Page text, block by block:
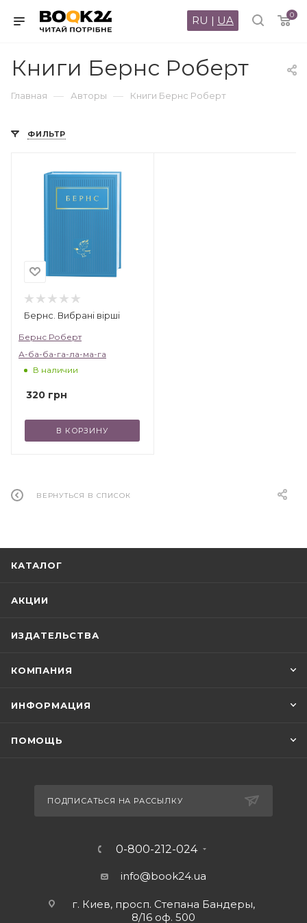
0
RU | UA
Книги Бернс Роберт
Главная — Авторы — Книги Бернс Роберт
ФИЛЬТР
Бернс. Вибрані вірші
Бернс Роберт
А-ба-ба-га-ла-ма-га
В наличии
320 грн
В КОРЗИНУ
ВЕРНУТЬСЯ В СПИСОК
КАТАЛОГ
АКЦИИ
ИЗДАТЕЛЬСТВА
КОМПАНИЯ
ИНФОРМАЦИЯ
ПОМОЩЬ
ПОДПИСАТЬСЯ НА РАССЫЛКУ
0-800-212-024
info@book24.ua
г. Киев, просп. Степана Бандеры,
8/16 оф. 500